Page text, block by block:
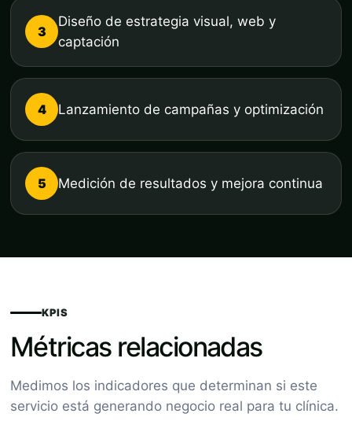
3
Diseño de estrategia visual, web y
captación
4 Lanzamiento de campañas y optimización
5 Medición de resultados y mejora continua
KPIS
Métricas relacionadas
Medimos los indicadores que determinan si este
servicio está generando negocio real para tu clínica.